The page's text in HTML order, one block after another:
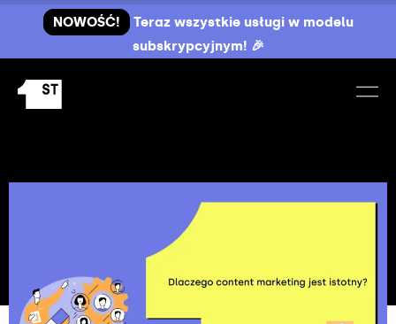
NOWOŚĆ!
Teraz wszystkie usługi w modelu
subskrypcyjnym! 🎉